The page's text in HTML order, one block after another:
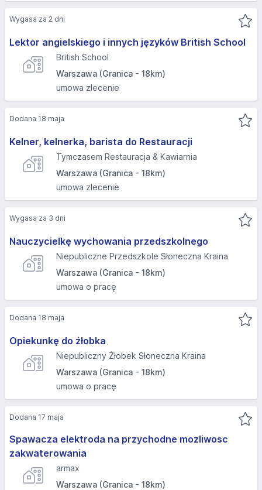
Lektor angielskiego i innych języków British School
British School
Warszawa (Granica - 18km)
umowa zlecenie
Wygasa za 2 dni
Kelner, kelnerka, barista do Restauracji
Tymczasem Restauracja & Kawiarnia
Warszawa (Granica - 18km)
umowa zlecenie
Dodana 18 maja
Nauczycielkę wychowania przedszkolnego
Niepubliczne Przedszkole Słoneczna Kraina
Warszawa (Granica - 18km)
umowa o pracę
Wygasa za 3 dni
Opiekunkę do żłobka
Niepubliczny Żłobek Słoneczna Kraina
Warszawa (Granica - 18km)
umowa o pracę
Dodana 18 maja
Spawacza elektroda na przychodne mozliwosc
zakwaterowania
armax
Warszawa (Granica - 18km)
Dodana 17 maja